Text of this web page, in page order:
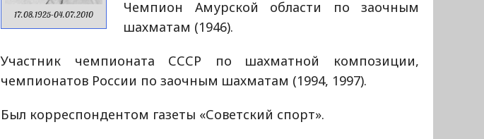
17.08.1925-04.07.2010
Чемпион Амурской области по заочным
шахматам (1946).
Участник чемпионата СССР по шахматной композиции,
чемпионатов России по заочным шахматам (1994, 1997).
Был корреспондентом газеты «Советский спорт».